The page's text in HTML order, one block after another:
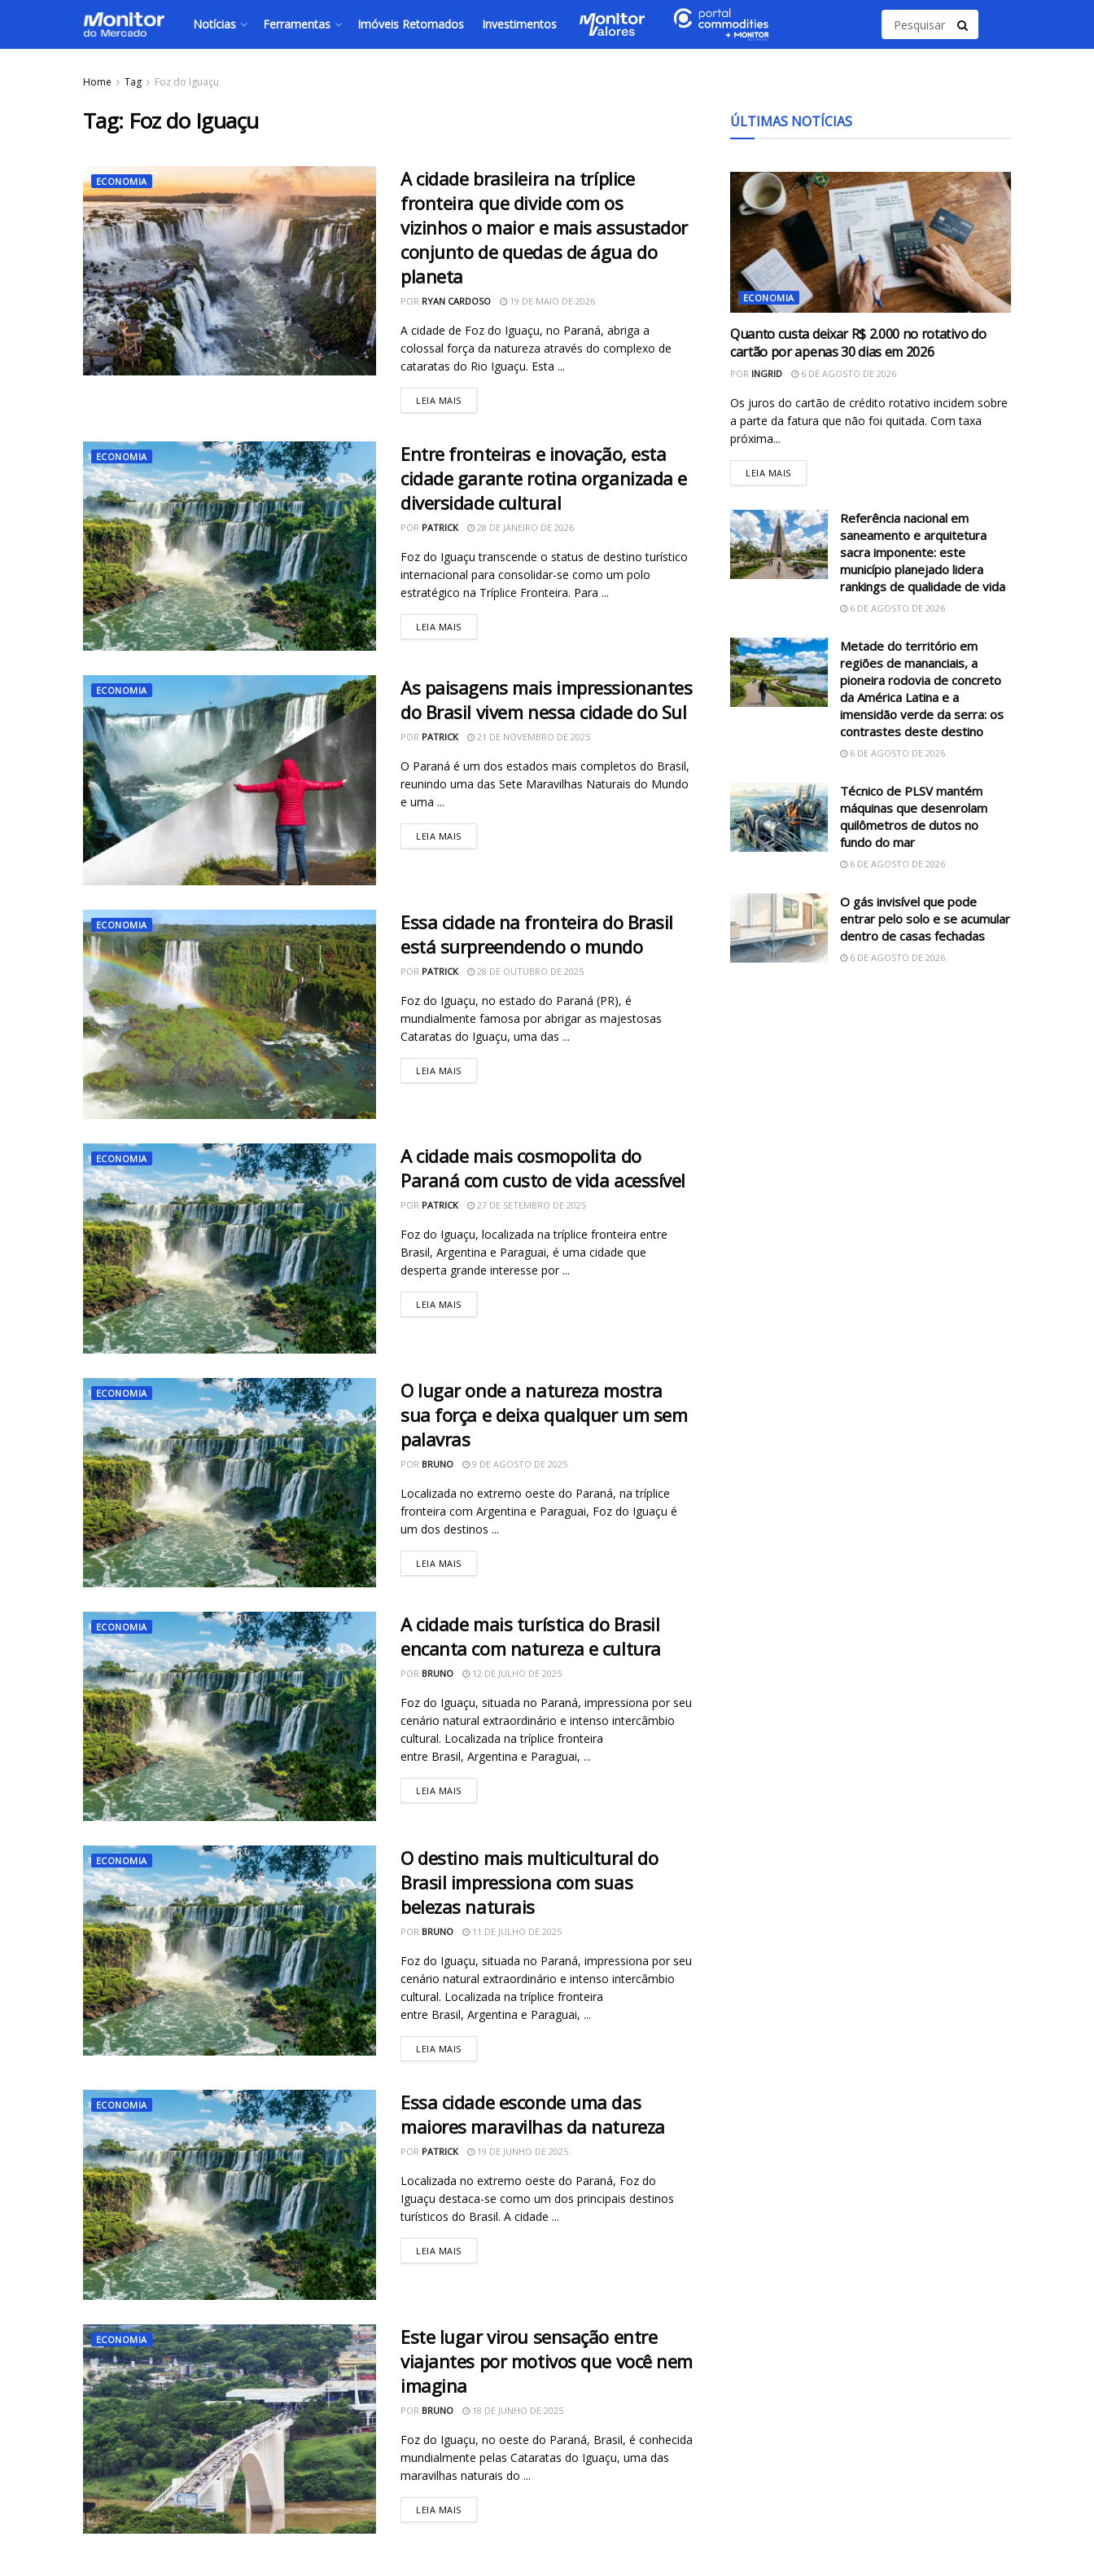
Notícias Ferramentas Imóveis Retomados Investimentos
Home Tag Foz do Iguaçu
Tag: Foz do Iguaçu
ECONOMIA
A cidade brasileira na tríplice
fronteira que divide com os
vizinhos o maior e mais assustador
conjunto de quedas de água do
planeta
POR RYAN CARDOSO 19 DE MAIO DE 2026
A cidade de Foz do Iguaçu, no Paraná, abriga a
colossal força da natureza através do complexo de
cataratas do Rio Iguaçu. Esta ...
LEIA MAIS
ECONOMIA
Entre fronteiras e inovação, esta
cidade garante rotina organizada e
diversidade cultural
POR PATRICK 28 DE JANEIRO DE 2026
Foz do Iguaçu transcende o status de destino turístico
internacional para consolidar-se como um polo
estratégico na Tríplice Fronteira. Para ...
LEIA MAIS
ECONOMIA
As paisagens mais impressionantes
do Brasil vivem nessa cidade do Sul
POR PATRICK 21 DE NOVEMBRO DE 2025
O Paraná é um dos estados mais completos do Brasil,
reunindo uma das Sete Maravilhas Naturais do Mundo
e uma ...
LEIA MAIS
ECONOMIA
Essa cidade na fronteira do Brasil
está surpreendendo o mundo
POR PATRICK 28 DE OUTUBRO DE 2025
Foz do Iguaçu, no estado do Paraná (PR), é
mundialmente famosa por abrigar as majestosas
Cataratas do Iguaçu, uma das ...
LEIA MAIS
ECONOMIA
A cidade mais cosmopolita do
Paraná com custo de vida acessível
POR PATRICK 27 DE SETEMBRO DE 2025
Foz do Iguaçu, localizada na tríplice fronteira entre
Brasil, Argentina e Paraguai, é uma cidade que
desperta grande interesse por ...
LEIA MAIS
ECONOMIA
O lugar onde a natureza mostra
sua força e deixa qualquer um sem
palavras
POR BRUNO 9 DE AGOSTO DE 2025
Localizada no extremo oeste do Paraná, na tríplice
fronteira com Argentina e Paraguai, Foz do Iguaçu é
um dos destinos ...
LEIA MAIS
ECONOMIA
A cidade mais turística do Brasil
encanta com natureza e cultura
POR BRUNO 12 DE JULHO DE 2025
Foz do Iguaçu, situada no Paraná, impressiona por seu
cenário natural extraordinário e intenso intercâmbio
cultural. Localizada na tríplice fronteira
entre Brasil, Argentina e Paraguai, ...
LEIA MAIS
ECONOMIA
O destino mais multicultural do
Brasil impressiona com suas
belezas naturais
POR BRUNO 11 DE JULHO DE 2025
Foz do Iguaçu, situada no Paraná, impressiona por seu
cenário natural extraordinário e intenso intercâmbio
cultural. Localizada na tríplice fronteira
entre Brasil, Argentina e Paraguai, ...
LEIA MAIS
ECONOMIA
Essa cidade esconde uma das
maiores maravilhas da natureza
POR PATRICK 19 DE JUNHO DE 2025
Localizada no extremo oeste do Paraná, Foz do
Iguaçu destaca-se como um dos principais destinos
turísticos do Brasil. A cidade ...
LEIA MAIS
ECONOMIA
Este lugar virou sensação entre
viajantes por motivos que você nem
imagina
POR BRUNO 18 DE JUNHO DE 2025
Foz do Iguaçu, no oeste do Paraná, Brasil, é conhecida
mundialmente pelas Cataratas do Iguaçu, uma das
maravilhas naturais do ...
LEIA MAIS
ÚLTIMAS NOTÍCIAS
ECONOMIA
Quanto custa deixar R$ 2.000 no rotativo do
cartão por apenas 30 dias em 2026
POR INGRID 6 DE AGOSTO DE 2026
Os juros do cartão de crédito rotativo incidem sobre
a parte da fatura que não foi quitada. Com taxa
próxima...
LEIA MAIS
Referência nacional em
saneamento e arquitetura
sacra imponente: este
município planejado lidera
rankings de qualidade de vida
6 DE AGOSTO DE 2026
Metade do território em
regiões de mananciais, a
pioneira rodovia de concreto
da América Latina e a
imensidão verde da serra: os
contrastes deste destino
6 DE AGOSTO DE 2026
Técnico de PLSV mantém
máquinas que desenrolam
quilômetros de dutos no
fundo do mar
6 DE AGOSTO DE 2026
O gás invisível que pode
entrar pelo solo e se acumular
dentro de casas fechadas
6 DE AGOSTO DE 2026